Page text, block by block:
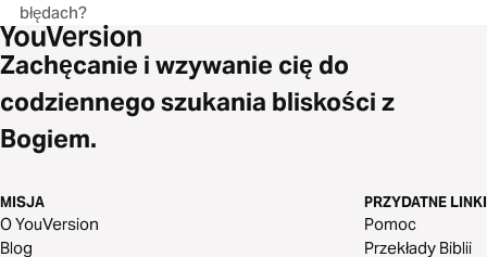
błędach?
Zachęcanie i wzywanie cię do
codziennego szukania bliskości z
Bogiem.
MISJA
O YouVersion
Blog
PRZYDATNE LINKI
Pomoc
Przekłady Biblii